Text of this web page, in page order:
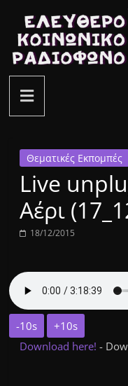
περιεχόμενο
ελεύθερο
Θεματικές Εκπομπές
Live
Αέρι
18/12/2015
-10s
+10s
Download here!-